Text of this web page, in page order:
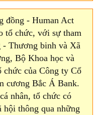
đồng - Human Act
tổ chức, với sự tham
- Thương binh và Xã
Bộ Khoa học và
chức của Công ty Cổ
cương Bắc Á Bank.
nhân, tổ chức có
hội thông qua những